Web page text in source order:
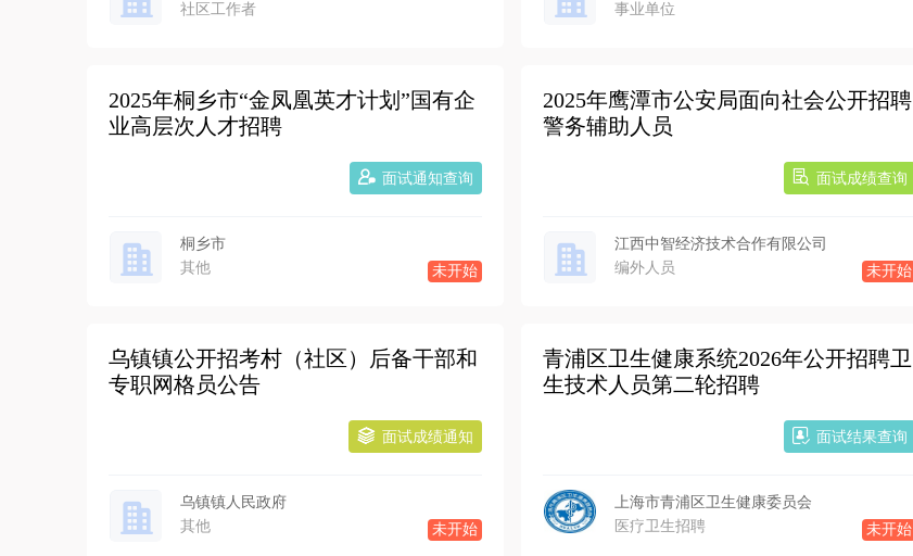
社区工作者
事业单位
2025年桐乡市“金凤凰英才计划”国有企
业高层次人才招聘
面试通知查询
桐乡市
未开始
其他
2025年鹰潭市公安局面向社会公开招聘
警务辅助人员
面试成绩查询
江西中智经济技术合作有限公司
未开始
编外人员
乌镇镇公开招考村（社区）后备干部和
专职网格员公告
面试成绩通知
乌镇镇人民政府
未开始
其他
青浦区卫生健康系统2026年公开招聘卫
生技术人员第二轮招聘
面试结果查询
上海市青浦区卫生健康委员会
未开始
医疗卫生招聘